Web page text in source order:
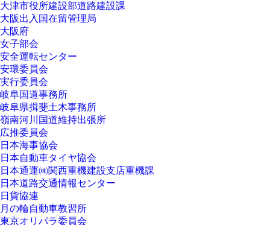
大津市役所建設部道路建設課
大阪出入国在留管理局
大阪府
女子部会
安全運転センター
安環委員会
実行委員会
岐阜国道事務所
岐阜県揖斐土木事務所
嶺南河川国道維持出張所
広推委員会
日本海事協会
日本自動車タイヤ協会
日本通運㈱関西重機建設支店重機課
日本道路交通情報センター
日貨協連
月の輪自動車教習所
東京オリパラ委員会